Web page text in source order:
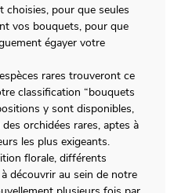
pour que seules
vos bouquets, pour que
égayer votre
rares trouveront ce
classification “bouquets
y sont disponibles,
orchidées rares, aptes à
les plus exigeants.
florale, différents
découvrir au sein de notre